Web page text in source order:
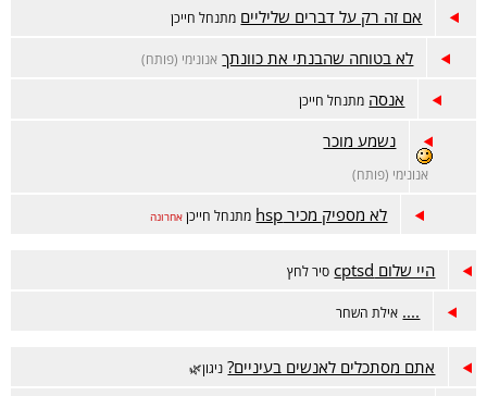
אם זה רק על דברים שליליים מתנחל חייכן
לא בטוחה שהבנתי את כוונתך אנונימי (פותח)
אנסה מתנחל חייכן
נשמע מוכר
אנונימי (פותח)
לא מספיק מכיר hsp מתנחל חייכן אחרונה
היי שלום cptsd סיר לחץ
.... אילת השחר
אתם מסתכלים לאנשים בעיניים? ניגון🌿